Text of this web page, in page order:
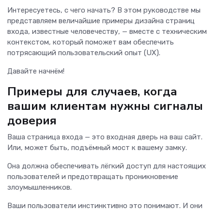
Интересуетесь, с чего начать? В этом руководстве мы
представляем величайшие примеры дизайна страниц
входа, известные человечеству, — вместе с техническим
контекстом, который поможет вам обеспечить
потрясающий пользовательский опыт (UX).
Давайте начнём!
Примеры для случаев, когда
вашим клиентам нужны сигналы
доверия
Ваша страница входа — это входная дверь на ваш сайт.
Или, может быть, подъёмный мост к вашему замку.
Она должна обеспечивать лёгкий доступ для настоящих
пользователей и предотвращать проникновение
злоумышленников.
Ваши пользователи инстинктивно это понимают. И они